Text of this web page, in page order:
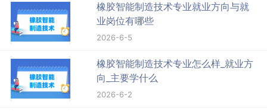
橡胶智能制造技术专业就业方向与就
业岗位有哪些
2026-6-5
橡胶智能制造技术专业怎么样_就业方
向_主要学什么
2026-6-2